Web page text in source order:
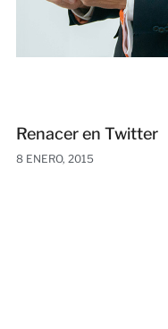
Renacer en Twitter
8 ENERO, 2015